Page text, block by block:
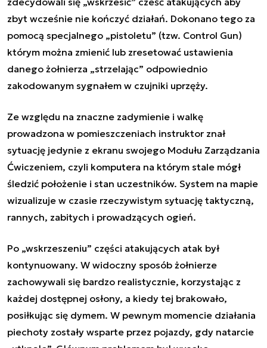
zbyt wcześnie nie kończyć działań. Dokonano tego za
pomocą specjalnego „pistoletu” (tzw. Control Gun)
którym można zmienić lub zresetować ustawienia
danego żołnierza „strzelając” odpowiednio
zakodowanym sygnałem w czujniki uprzęży.
Ze względu na znaczne zadymienie i walkę
prowadzona w pomieszczeniach instruktor znał
sytuację jedynie z ekranu swojego Modułu Zarządzania
Ćwiczeniem, czyli komputera na którym stale mógł
śledzić położenie i stan uczestników. System na mapie
wizualizuje w czasie rzeczywistym sytuację taktyczną,
rannych, zabitych i prowadzących ogień.
Po „wskrzeszeniu” części atakujących atak był
kontynuowany. W widoczny sposób żołnierze
zachowywali się bardzo realistycznie, korzystając z
każdej dostępnej osłony, a kiedy tej brakowało,
posiłkując się dymem. W pewnym momencie działania
piechoty zostały wsparte przez pojazdy, gdy natarcie